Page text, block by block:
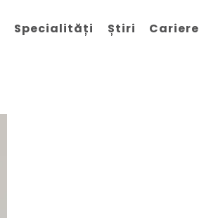
Specialități Știri Cariere